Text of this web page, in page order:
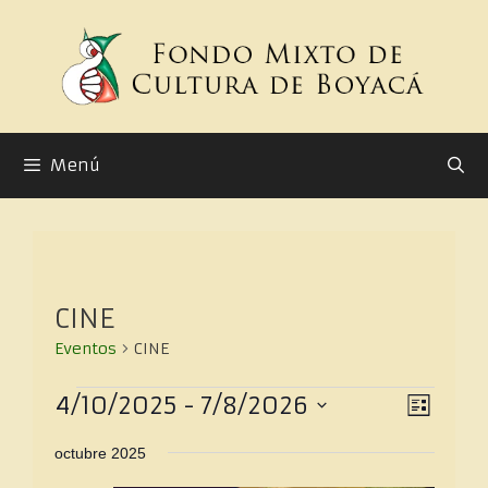
Menú
CINE
Eventos CINE
N
a
N
a
L
4/10/2025 - 7/8/2026
e
octubre 2025